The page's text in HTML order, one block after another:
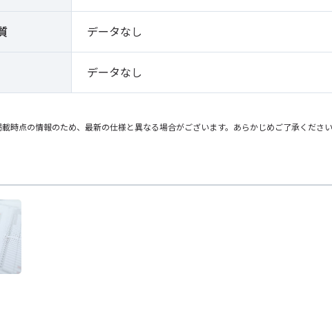
データなし
データなし
時点の情報のため、最新の仕様と異なる場合がございます。あらかじめご了承くださ